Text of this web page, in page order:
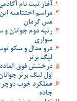
آغاز ثبت نام
مراسم اختتامیه
مس کرمان
رتبه دوم جوانان
سواری
درو مدال و سکو
لیگ برتر
درخشش فوق
اول لیگ برتر
عملکرد خوب
جاده